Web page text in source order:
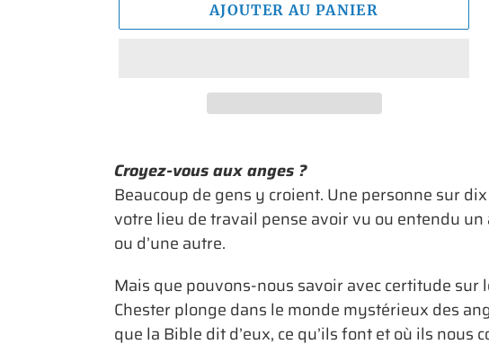
AJOUTER AU PANIER
d'un
produit
à
votre
Croyez-vous aux anges ?
Beaucoup de gens y croient. Une personne sur
votre lieu de travail pense avoir vu ou entendu un
ou d’une autre.
Mais que pouvons-nous savoir avec certitude sur
Chester plonge dans le monde mystérieux des
que la Bible dit d’eux, ce qu’ils font et où ils nous